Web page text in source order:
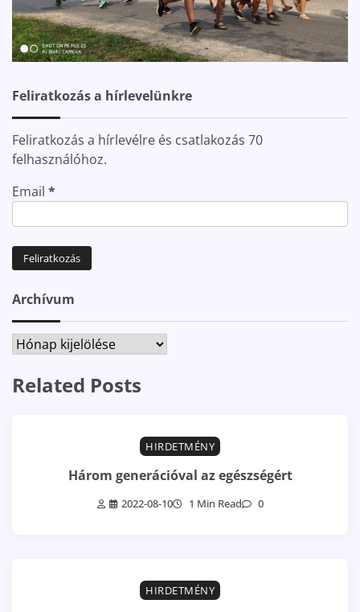
Feliratkozás a hírlevelünkre
Feliratkozás a hírlevélre és csatlakozás 70
felhasználóhoz.
Email *
Archívum
Archívum
Related Posts
HIRDETMÉNY
Három generációval az egészségért
2022-08-10 1 Min Read 0
HIRDETMÉNY